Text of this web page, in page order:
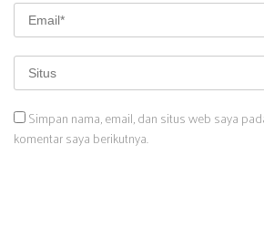
Simpan nama, email, dan situs web saya
komentar saya berikutnya.